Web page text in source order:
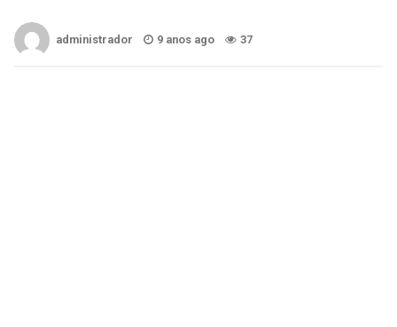
administrador 9 anos ago 37